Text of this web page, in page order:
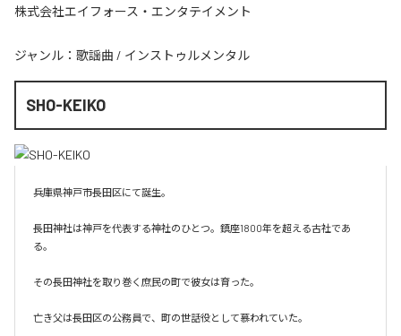
株式会社エイフォース・エンタテイメント
ジャンル： 歌謡曲 / インストゥルメンタル
SHO-KEIKO
兵庫県神戸市長田区にて誕生。
長田神社は神戸を代表する神社のひとつ。鎮座1800年を超える古社であ
る。
その長田神社を取り巻く庶民の町で彼女は育った。
亡き父は長田区の公務員で、町の世話役として慕われていた。